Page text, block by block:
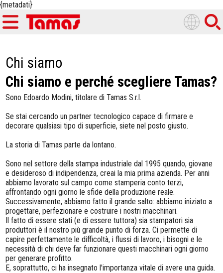
{metadati}
Chi siamo
Chi siamo e perché scegliere Tamas?
Sono Edoardo Modini, titolare di Tamas S.r.l.
Se stai cercando un partner tecnologico capace di firmare e
decorare qualsiasi tipo di superficie, siete nel posto giusto.
La storia di Tamas parte da lontano.
Sono nel settore della stampa industriale dal 1995 quando, giovane
e desideroso di indipendenza, creai la mia prima azienda. Per anni
abbiamo lavorato sul campo come stamperia conto terzi,
affrontando ogni giorno le sfide della produzione reale.
Successivamente, abbiamo fatto il grande salto: abbiamo iniziato a
progettare, perfezionare e costruire i nostri macchinari.
Il fatto di essere stati (e di essere tuttora) sia stampatori sia
produttori è il nostro più grande punto di forza. Ci permette di
capire perfettamente le difficoltà, i flussi di lavoro, i bisogni e le
necessità di chi deve far funzionare questi macchinari ogni giorno
per generare profitto.
E, soprattutto, ci ha insegnato l'importanza vitale di avere una guida.